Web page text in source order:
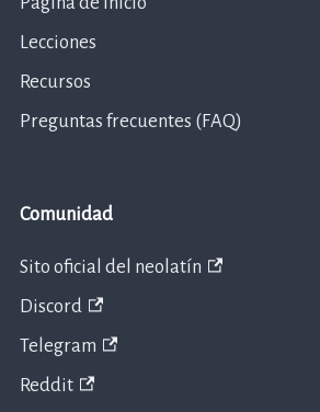
Lecciones
Recursos
Preguntas frecuentes (FAQ)
Comunidad
Sito oficial del neolatín
Discord
Telegram
Reddit